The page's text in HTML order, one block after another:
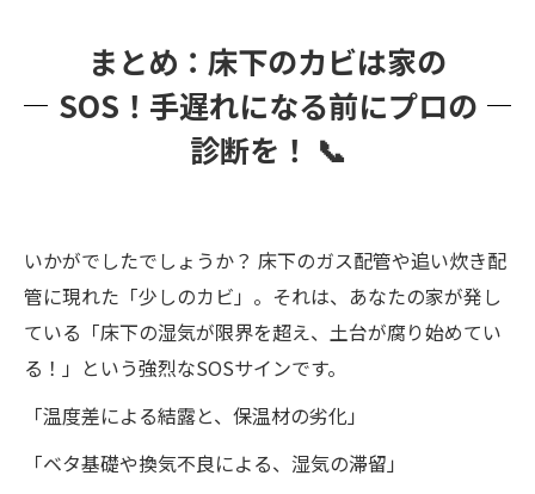
まとめ：床下のカビは家の
SOS！手遅れになる前にプロの
診断を！ 📞
いかがでしたでしょうか？ 床下のガス配管や追い炊き配
管に現れた「少しのカビ」。それは、あなたの家が発し
ている「床下の湿気が限界を超え、土台が腐り始めてい
る！」という強烈なSOSサインです。
「温度差による結露と、保温材の劣化」
「ベタ基礎や換気不良による、湿気の滞留」